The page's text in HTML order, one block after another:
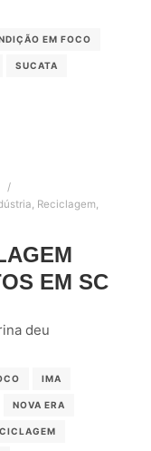
EM FOCO
SUCATA
, Reciclagem,
EM SC
deu
IMA
NOVA ERA